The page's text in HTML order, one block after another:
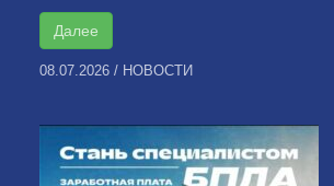
Далее
08.07.2026 / НОВОСТИ